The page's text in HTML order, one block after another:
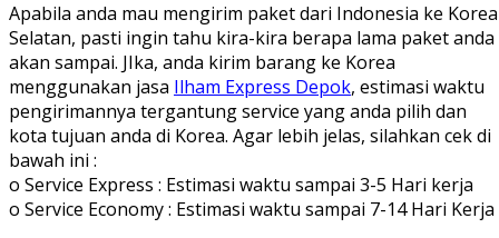
Apabila anda mau mengirim paket dari Indonesia ke Korea
Selatan, pasti ingin tahu kira-kira berapa lama paket anda
akan sampai. JIka, anda kirim barang ke Korea
menggunakan jasa Ilham Express Depok, estimasi waktu
pengirimannya tergantung service yang anda pilih dan
kota tujuan anda di Korea. Agar lebih jelas, silahkan cek di
bawah ini :
o Service Express : Estimasi waktu sampai 3-5 Hari kerja
o Service Economy : Estimasi waktu sampai 7-14 Hari Kerja